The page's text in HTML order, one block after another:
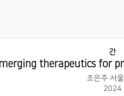
간
therapeutics for
조은주 서
2024